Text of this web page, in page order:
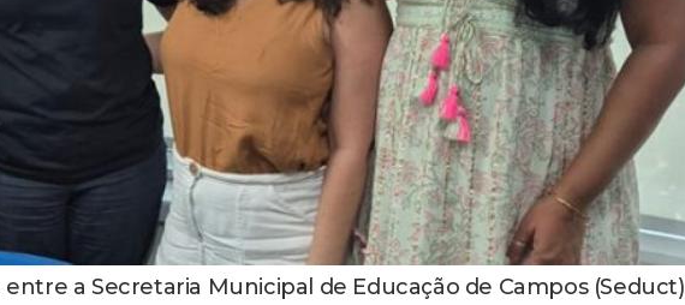
a Secretaria Municipal de Educação de Campos (Seduct)